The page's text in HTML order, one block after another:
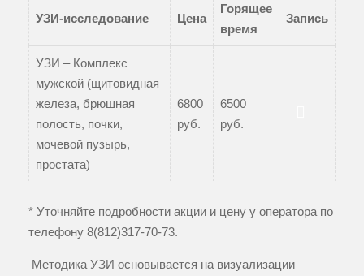
УЗИ-исследование Цена
Горящее
время
Запись
УЗИ – Комплекс
мужской (щитовидная
железа, брюшная
полость, почки,
мочевой пузырь,
простата)
6800
руб.
6500
руб.
* Уточняйте подробности акции и цену у оператора по
телефону 8(812)317-70-73.
Методика УЗИ основывается на визуализации